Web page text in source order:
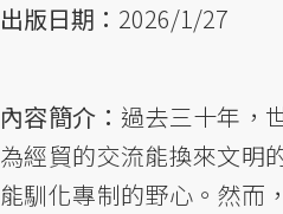
出版日期： 2026/1/27
內容簡介： 過去三十年，
為經貿的交流能換來文明
能馴化專制的野心。然而